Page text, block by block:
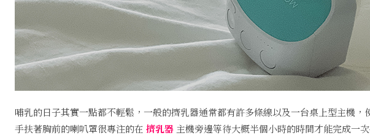
哺乳的日子其實一點都不輕鬆，一般的擠乳器通常都有許多條線以及一台桌上型主機
手扶著胸前的喇叭罩很專注的在 擠乳器 主機旁邊等待大概半個小時的時間才能完成一